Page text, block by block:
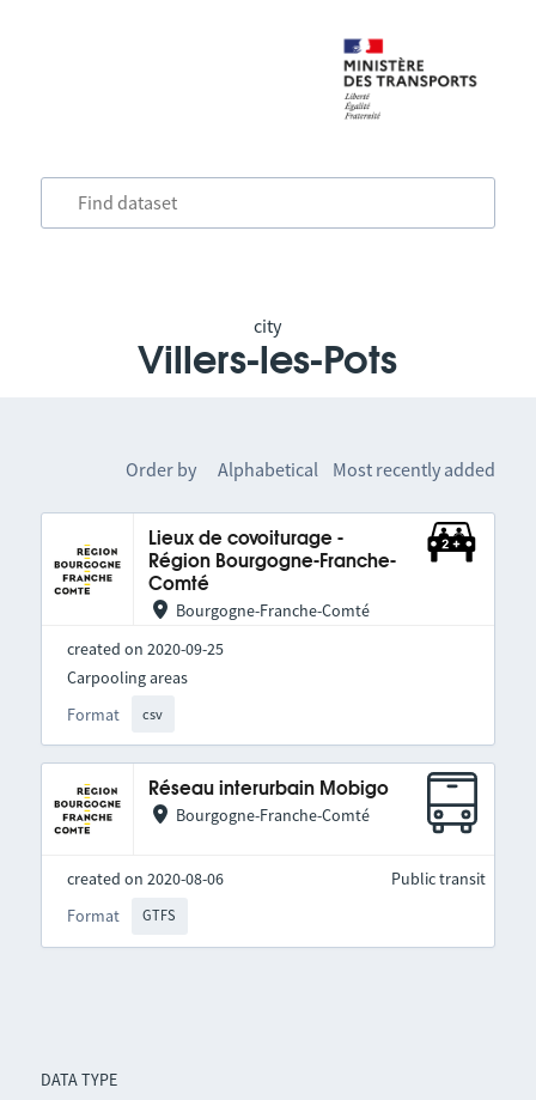
city
Villers-les-Pots
DATA TYPE
Order by Alphabetical Most recently added
Lieux de covoiturage -
Région Bourgogne-Franche-
Comté
Bourgogne-Franche-Comté
created on 2020-09-25
Format csv
Carpooling areas
Réseau interurbain Mobigo
Bourgogne-Franche-Comté
created on 2020-08-06
Format
GTFS
Public transit